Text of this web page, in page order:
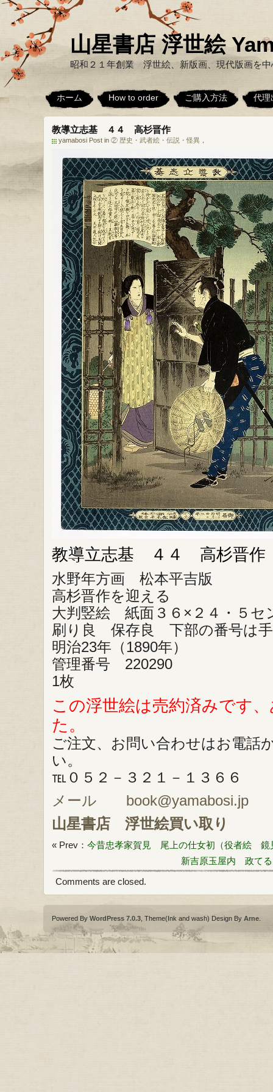
山星書店 浮世絵
昭和２１年創業 浮世絵、新版画、現代版画を
ホーム How to order ご購入方法 代理
教導立志基 ４４ 高杉晋作
yamabosi Post in ② 歴史・武者絵・伝説・怪異 ，
教導立志基 ４４ 高杉晋作
水野年方画 松本平吉版
高杉晋作を迎える
大判竪絵 紙面３６×２４・５セ
刷り良 保存良 下部の番号は
明治23年（1890年）
管理番号 220290
1枚
この浮世絵は売約済みです
た。
ご注文、お問い合わせはお電話
い。
℡０５２－３２１－１３６６
メール book@yamabosi.jp
山星書店
浮世絵買い取り
« Prev： 今昔忠孝家賀見 尾上の仕女初（役者絵 鏡
新吉原玉屋内 政て
Comments are closed.
Powered By WordPress 7.0.3 , Theme(Ink and wash) Design By Arne